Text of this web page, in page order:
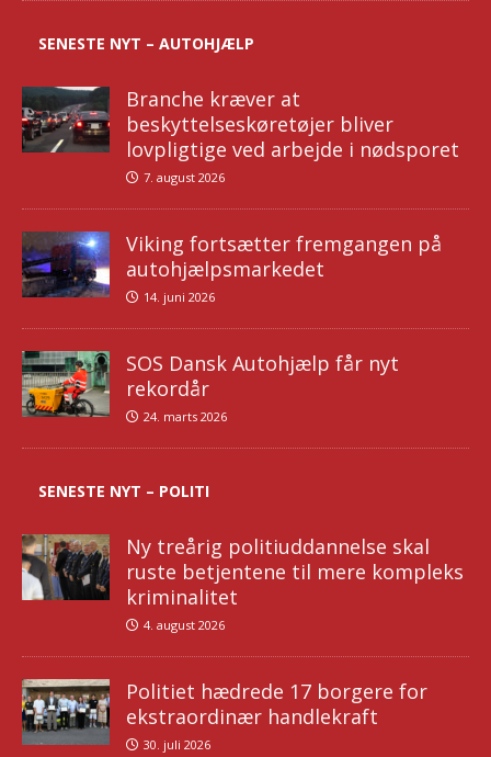
SENESTE NYT – AUTOHJÆLP
Branche kræver at
beskyttelseskøretøjer bliver
lovpligtige ved arbejde i nødsporet
7. august 2026
Viking fortsætter fremgangen på
autohjælpsmarkedet
14. juni 2026
SOS Dansk Autohjælp får nyt
rekordår
24. marts 2026
SENESTE NYT – POLITI
Ny treårig politiuddannelse skal
ruste betjentene til mere kompleks
kriminalitet
4. august 2026
Politiet hædrede 17 borgere for
ekstraordinær handlekraft
30. juli 2026